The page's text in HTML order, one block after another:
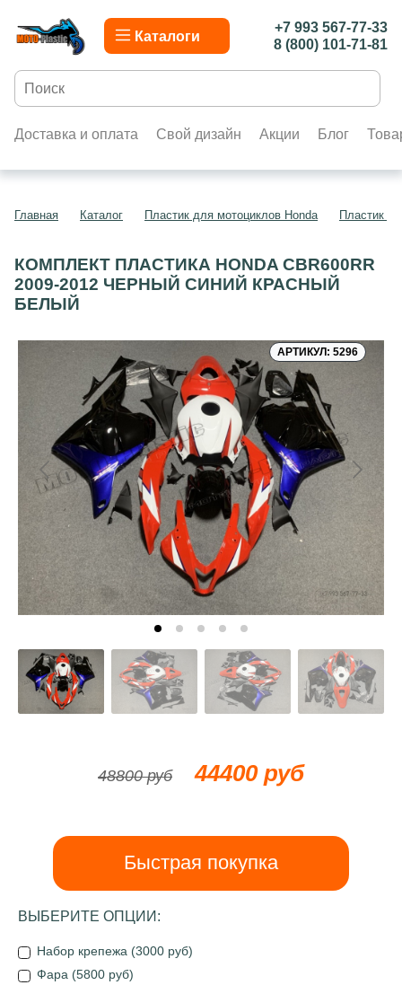
Каталоги
+7 993 567-77-33
8 (800) 101-71-81
Доставка и оплата Свой дизайн Акции Блог
Главная Каталог Пластик для мотоциклов Honda Пластик
КОМПЛЕКТ ПЛАСТИКА HONDA CBR600RR
2009-2012 ЧЕРНЫЙ СИНИЙ КРАСНЫЙ
БЕЛЫЙ
АРТИКУЛ: 5296
48800 руб 44400 руб
Быстрая покупка
ВЫБЕРИТЕ ОПЦИИ:
Набор крепежа (3000 руб)
Фара (5800 руб)